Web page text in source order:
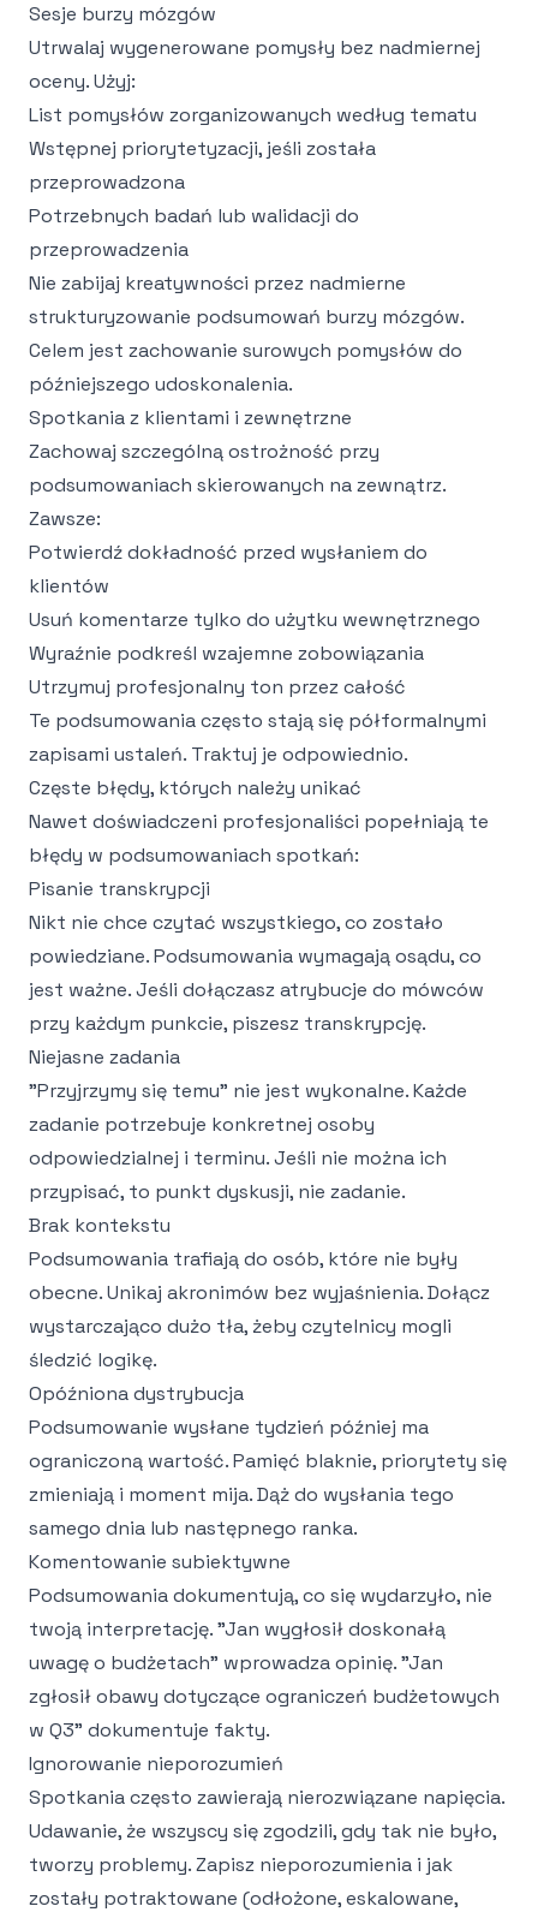
Sesje burzy mózgów
Utrwalaj wygenerowane pomysły bez nadmiernej
oceny. Użyj:
List pomysłów zorganizowanych według tematu
Wstępnej priorytetyzacji, jeśli została
przeprowadzona
Potrzebnych badań lub walidacji do
przeprowadzenia
Nie zabijaj kreatywności przez nadmierne
strukturyzowanie podsumowań burzy mózgów.
Celem jest zachowanie surowych pomysłów do
późniejszego udoskonalenia.
Spotkania z klientami i zewnętrzne
Zachowaj szczególną ostrożność przy
podsumowaniach skierowanych na zewnątrz.
Zawsze:
Potwierdź dokładność przed wysłaniem do
klientów
Usuń komentarze tylko do użytku wewnętrznego
Wyraźnie podkreśl wzajemne zobowiązania
Utrzymuj profesjonalny ton przez całość
Te podsumowania często stają się półformalnymi
zapisami ustaleń. Traktuj je odpowiednio.
Częste błędy, których należy unikać
Nawet doświadczeni profesjonaliści popełniają te
błędy w podsumowaniach spotkań:
Pisanie transkrypcji
Nikt nie chce czytać wszystkiego, co zostało
powiedziane. Podsumowania wymagają osądu, co
jest ważne. Jeśli dołączasz atrybucje do mówców
przy każdym punkcie, piszesz transkrypcję.
Niejasne zadania
"Przyjrzymy się temu" nie jest wykonalne. Każde
zadanie potrzebuje konkretnej osoby
odpowiedzialnej i terminu. Jeśli nie można ich
przypisać, to punkt dyskusji, nie zadanie.
Brak kontekstu
Podsumowania trafiają do osób, które nie były
obecne. Unikaj akronimów bez wyjaśnienia. Dołącz
wystarczająco dużo tła, żeby czytelnicy mogli
śledzić logikę.
Opóźniona dystrybucja
Podsumowanie wysłane tydzień później ma
ograniczoną wartość. Pamięć blaknie, priorytety się
zmieniają i moment mija. Dąż do wysłania tego
samego dnia lub następnego ranka.
Komentowanie subiektywne
Podsumowania dokumentują, co się wydarzyło, nie
twoją interpretację. "Jan wygłosił doskonałą
uwagę o budżetach" wprowadza opinię. "Jan
zgłosił obawy dotyczące ograniczeń budżetowych
w Q3" dokumentuje fakty.
Ignorowanie nieporozumień
Spotkania często zawierają nierozwiązane napięcia.
Udawanie, że wszyscy się zgodzili, gdy tak nie było,
tworzy problemy. Zapisz nieporozumienia i jak
zostały potraktowane (odłożone, eskalowane,